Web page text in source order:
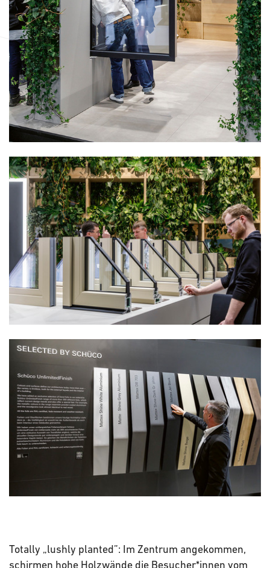
Totally „lushly planted”: Im Zentrum angekommen,
schirmen hohe Holzwände die Besucher*innen vom